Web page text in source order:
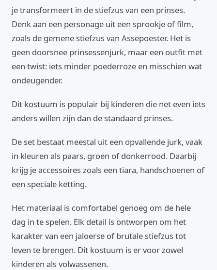
je transformeert in de stiefzus van een prinses.
Denk aan een personage uit een sprookje of film,
zoals de gemene stiefzus van Assepoester. Het is
geen doorsnee prinsessenjurk, maar een outfit met
een twist: iets minder poederroze en misschien wat
ondeugender.
Dit kostuum is populair bij kinderen die net even iets
anders willen zijn dan de standaard prinses.
De set bestaat meestal uit een opvallende jurk, vaak
in kleuren als paars, groen of donkerrood. Daarbij
krijg je accessoires zoals een tiara, handschoenen of
een speciale ketting.
Het materiaal is comfortabel genoeg om de hele
dag in te spelen. Elk detail is ontworpen om het
karakter van een jaloerse of brutale stiefzus tot
leven te brengen. Dit kostuum is er voor zowel
kinderen als volwassenen.